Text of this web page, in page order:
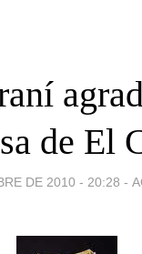
de El
DE 2010 - 20:28 -